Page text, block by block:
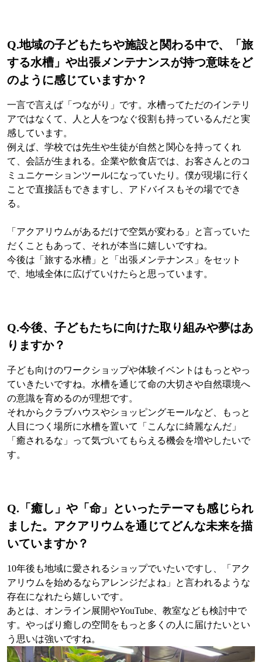
Q.地域の子どもたちや施設と関わる中で、「旅
する水槽」や出張メンテナンスが持つ意味をど
のように感じていますか？
一言で言えば「つながり」です。水槽ってただのインテリ
アではなくて、人と人をつなぐ役割も持っているんだと実
感しています。
例えば、学校では先生や生徒が自然と関心を持ってくれ
て、会話が生まれる。企業や飲食店では、お客さんとのコ
ミュニケーションツールになっていたり。僕が現場に行く
ことで直接話もできますし、アドバイスもその場ででき
る。
「アクアリウムがあるだけで空気が変わる」と言っていた
だくこともあって、それが本当に嬉しいですね。
今後は「旅する水槽」と「出張メンテナンス」をセット
で、地域全体に広げていけたらと思っています。
Q.今後、子どもたちに向けた取り組みや夢はあ
りますか？
子ども向けのワークショップや体験イベントはもっとやっ
ていきたいですね。水槽を通じて命の大切さや自然環境へ
の意識を育めるのが理想です。
それからクラブハウスやショッピングモールなど、もっと
人目につく場所に水槽を置いて「こんなに綺麗なんだ」
「癒されるな」って気づいてもらえる機会を増やしたいで
す。
Q.「癒し」や「命」といったテーマも感じられ
ました。アクアリウムを通じてどんな未来を描
いていますか？
10年後も地域に愛されるショップでいたいですし、「アク
アリウムを始めるならアレンジだよね」と言われるような
存在になれたら嬉しいです。
あとは、オンライン展開やYouTube、教室なども検討中で
す。やっぱり癒しの空間をもっと多くの人に届けたいとい
う思いは強いですね。